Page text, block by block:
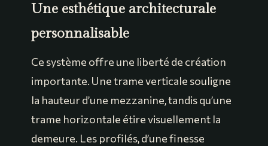
Une esthétique architecturale
personnalisable
Ce système offre une liberté de création
importante. Une trame verticale souligne
la hauteur d’une mezzanine, tandis qu’une
trame horizontale étire visuellement la
demeure. Les profilés, d’une finesse